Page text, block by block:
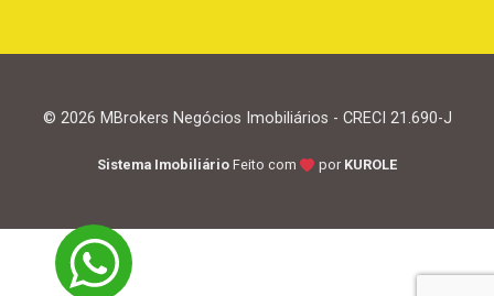
© 2026 MBrokers Negócios Imobiliários - CRECI 21.690-J
Sistema Imobiliário Feito com por KUROLE